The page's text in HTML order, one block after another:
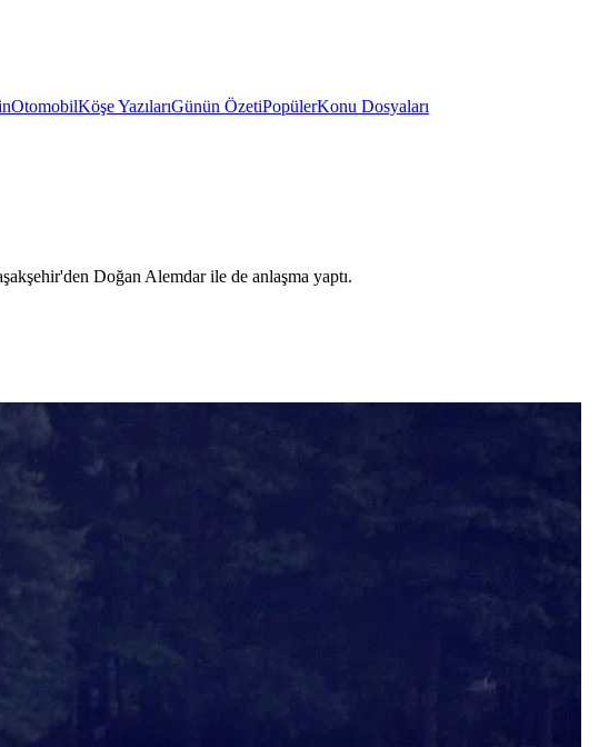
OtomobilKöşe YazılarıGünün ÖzetiPopülerKonu Dosyaları
Doğan Alemdar ile de anlaşma yaptı.